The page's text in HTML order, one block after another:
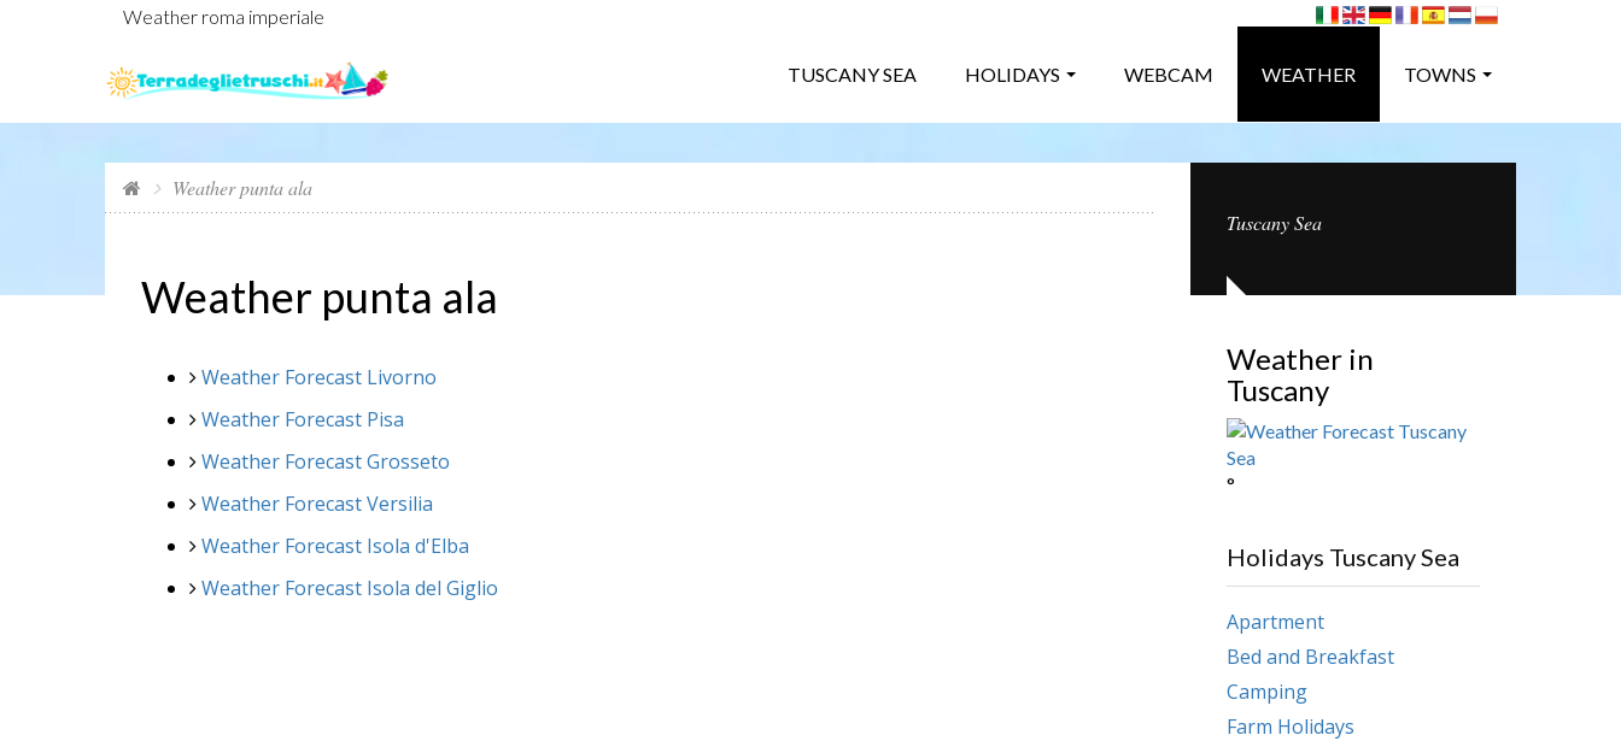
Weather roma imperiale
TUSCANY SEA HOLIDAYS WEBCAM WEATHER TOWNS
Weather punta ala
Weather punta ala
Weather Forecast Livorno
Weather Forecast Pisa
Weather Forecast Grosseto
Weather Forecast Versilia
Weather Forecast Isola d'Elba
Weather Forecast Isola del Giglio
Tuscany Sea
Weather in
Tuscany
°
Holidays Tuscany Sea
Apartment
Bed and Breakfast
Camping
Farm Holidays